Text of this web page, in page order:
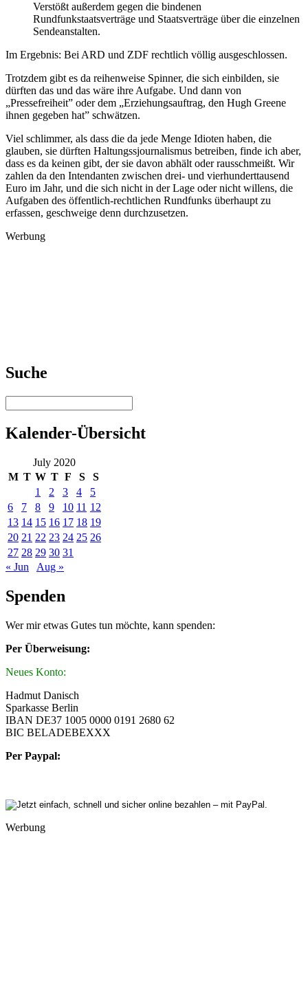
Verstößt außerdem gegen die bindenen
Rundfunkstaatsverträge und Staatsverträge über die einzelnen
Sendeanstalten.
Im Ergebnis: Bei ARD und ZDF rechtlich völlig ausgeschlossen.
Trotzdem gibt es da reihenweise Spinner, die sich einbilden, sie
dürften das und das wäre ihre Aufgabe. Und dann von
„Pressefreiheit” oder dem „Erziehungsauftrag, den Hugh Greene
ihnen gegeben hat” schwätzen.
Viel schlimmer, als dass die da jede Menge Idioten haben, die
glauben, sie dürften Haltungssjournalismus betreiben, finde ich aber,
dass es da keinen gibt, der sie davon abhält oder rausschmeißt. Wir
zahlen da den Intendanten zwischen drei- und vierhunderttausend
Euro im Jahr, und die sich nicht in der Lage oder nicht willens, die
Aufgaben des öffentlich-rechtlichen Rundfunks überhaupt zu
erfassen, geschweige denn durchzusetzen.
Werbung
Suche
Kalender-Übersicht
July 2020
M T W T F S
S
1
2 3 4
5
6
7 8 9 10 11 12
13 14 15 16 17 18 19
20 21 22 23 24 25 26
27 28 29 30 31
« Jun
Aug »
Spenden
Wer mir etwas Gutes tun möchte, kann spenden:
Per Überweisung:
Neues Konto:
Hadmut Danisch
Sparkasse Berlin
IBAN DE37 1005 0000 0191 2680 62
BIC BELADEBEXXX
Per Paypal:
Werbung